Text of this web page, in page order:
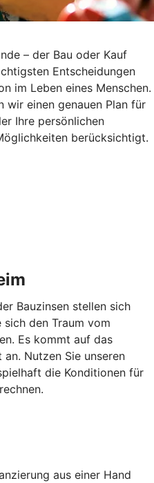
– der Bau oder Kauf
Entscheidungen
im Leben eines Menschen.
wir einen genauen Plan für
Ihre persönlichen
berücksichtigt.
Bauzinsen stellen sich
den Traum vom
Es kommt auf das
Nutzen Sie unseren
die Konditionen für
aus einer Hand